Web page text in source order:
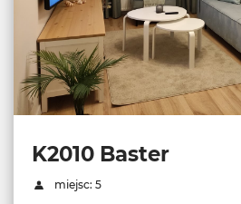
K2010 Baster
miejsc: 5